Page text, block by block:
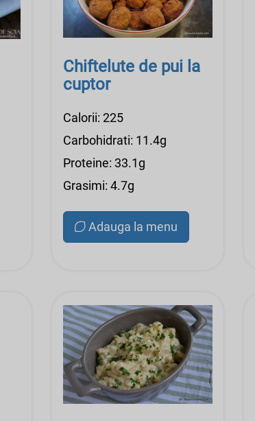
Chiftelute de pui la
cuptor
Calorii: 225
Carbohidrati: 11.4g
Proteine: 33.1g
Grasimi: 4.7g
Adauga la menu